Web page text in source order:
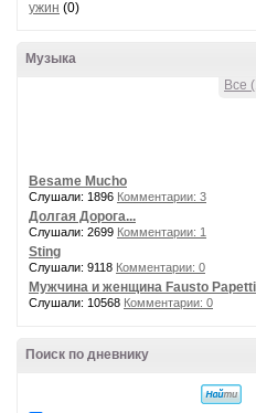
ужин (0)
Музыка
Все
Besame Mucho
Слушали: 1896 Комментарии: 3
Долгая Дорога...
Слушали: 2699 Комментарии: 1
Sting
Слушали: 9118 Комментарии: 0
Мужчина и женщина Fausto Papetti
Слушали: 10568 Комментарии: 0
Поиск по дневнику